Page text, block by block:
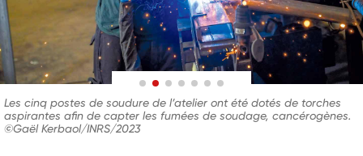
Les cinq postes de soudure de l’atelier ont été dotés de torches
aspirantes afin de capter les fumées de soudage, cancérogènes.
©Gaël Kerbaol/INRS/2023